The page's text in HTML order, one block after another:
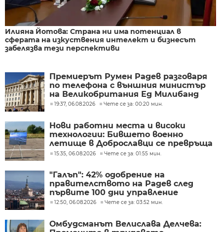
Илияна Йотова: Страна ни има потенциал в
сферата на изкуствения интелект и бизнесът
забелязва тези перспективи
Премиерът Румен Радев разговаря
по телефона с външния министър
на Великобритания Ед Милибанд
19:37, 06.08.2026 Чете се за: 00:20 мин.
Нови работни места и високи
технологии: Бившето военно
летище в Доброславци се превръща
в голям космически център
15:35, 06.08.2026 Чете се за: 01:55 мин.
"Галъп": 42% одобрение на
правителството на Радев след
първите 100 дни управление
12:50, 06.08.2026 Чете се за: 03:52 мин.
Омбудсманът Велислава Делчева: